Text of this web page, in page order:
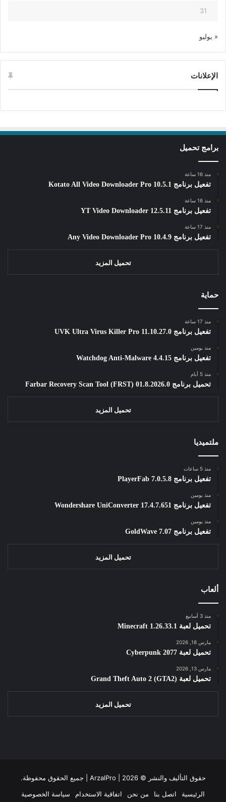
31
« يوليو
الإعلانات
برامج تحميل
منذ 16 ساعة
تفعيل برنامج Kotato All Video Downloader Pro 10.5.1
منذ 16 ساعة
تفعيل برنامج YT Video Downloader 12.5.11
منذ 17 ساعة
تفعيل برنامج Any Video Downloader Pro 10.4.9
تحميل المزيد
حماية
منذ 17 ساعة
تفعيل برنامج UVK Ultra Virus Killer Pro 11.10.27.0
منذ يومين
تفعيل برنامج Watchdog Anti-Malware 4.4.15
منذ 5 أيام
تحميل برنامج Farbar Recovery Scan Tool (FRST) 01.8.2026.0
تحميل المزيد
ملتميديا
منذ 5 ساعات
تفعيل برنامج PlayerFab 7.0.5.8
منذ يومين
تفعيل برنامج Wondershare UniConverter 17.4.7.651
منذ يومين
تفعيل برنامج GoldWave 7.07
تحميل المزيد
ألعاب
منذ 3 أسابيع
تحميل لعبة Minecraft 1.26.33.1
مارس 18, 2026
تحميل لعبة Cyberpunk 2077
مارس 13, 2026
تحميل لعبة Grand Theft Auto 2 (GTA2)
تحميل المزيد
حقوق التأليف والنشر © ArzalPro | 2026 | جميع الحقوق محفوظة.
الرئيسية
اتصل بنا من نحن اتفاقية الاستخدام سياسة الخصوصية